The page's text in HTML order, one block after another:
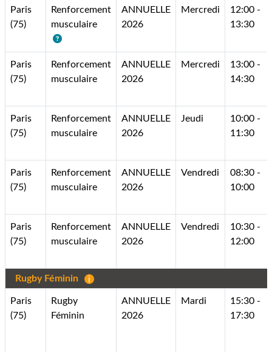
Paris
(75)
Renforcement
musculaire
ANNUELLE
2026
Mercredi
12:00 -
13:30
Paris
(75)
Renforcement
musculaire
ANNUELLE
2026
Mercredi
13:00 -
14:30
Paris
(75)
Renforcement
musculaire
ANNUELLE
2026
Jeudi
10:00 -
11:30
Paris
(75)
Renforcement
musculaire
ANNUELLE
2026
Vendredi
08:30 -
10:00
Paris
(75)
Renforcement
musculaire
ANNUELLE
2026
Vendredi
10:30 -
12:00
Rugby Féminin
Paris
(75)
Rugby
Féminin
ANNUELLE
2026
Mardi
15:30 -
17:30